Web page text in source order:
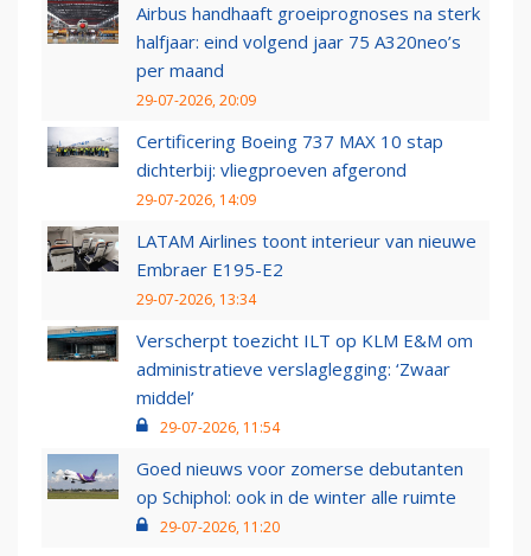
Airbus handhaaft groeiprognoses na sterk
halfjaar: eind volgend jaar 75 A320neo’s
per maand
29-07-2026, 20:09
Certificering Boeing 737 MAX 10 stap
dichterbij: vliegproeven afgerond
29-07-2026, 14:09
LATAM Airlines toont interieur van nieuwe
Embraer E195-E2
29-07-2026, 13:34
Verscherpt toezicht ILT op KLM E&M om
administratieve verslaglegging: ‘Zwaar
middel’
29-07-2026, 11:54
Goed nieuws voor zomerse debutanten
op Schiphol: ook in de winter alle ruimte
29-07-2026, 11:20